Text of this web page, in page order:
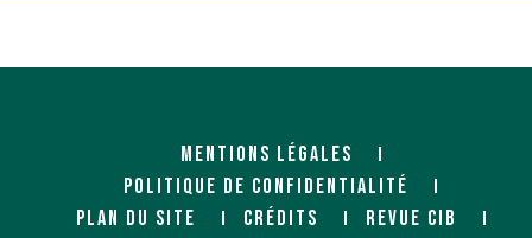
MENTIONS LÉGALES
POLITIQUE DE CONFIDENTIALITÉ
PLAN DU SITE
CRÉDITS
REVUE CIB